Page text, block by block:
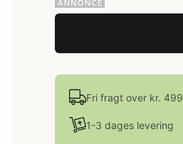
Fri fragt over kr. 499
1-3 dages levering